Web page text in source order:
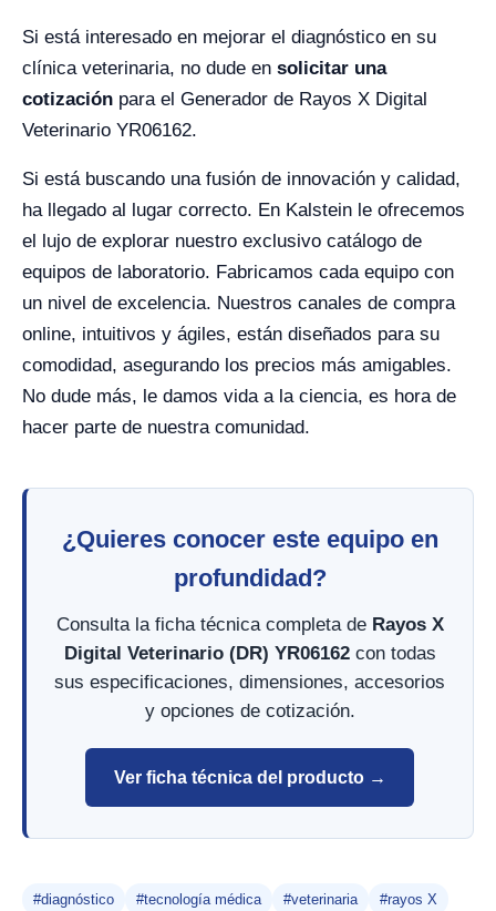
Si está interesado en mejorar el diagnóstico en su
clínica veterinaria, no dude en solicitar una
cotización para el Generador de Rayos X Digital
Veterinario YR06162.
Si está buscando una fusión de innovación y calidad,
ha llegado al lugar correcto. En Kalstein le ofrecemos
el lujo de explorar nuestro exclusivo catálogo de
equipos de laboratorio. Fabricamos cada equipo con
un nivel de excelencia. Nuestros canales de compra
online, intuitivos y ágiles, están diseñados para su
comodidad, asegurando los precios más amigables.
No dude más, le damos vida a la ciencia, es hora de
hacer parte de nuestra comunidad.
¿Quieres conocer este equipo en
profundidad?
Consulta la ficha técnica completa de Rayos X
Digital Veterinario (DR) YR06162con todas
sus especificaciones, dimensiones, accesorios
y opciones de cotización.
Ver ficha técnica del producto →
#diagnóstico #tecnología médica #veterinaria #rayos X